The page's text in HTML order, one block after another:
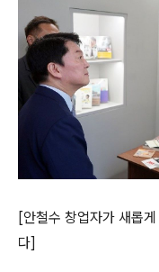
[안철수 창업자가 새롭게
다]